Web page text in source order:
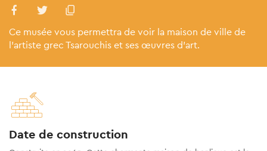
Ce musée vous permettra de voir la maison de ville de
l’artiste grec Tsarouchis et ses œuvres d’art.
Date de construction